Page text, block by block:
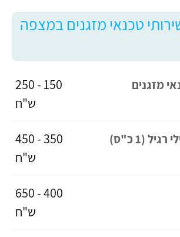
טכנאי מזגנים במצפה
מזגנים
150 - 250
ש"ח
(1 כ"ס)
350 - 450
ש"ח
400 - 650
ש"ח